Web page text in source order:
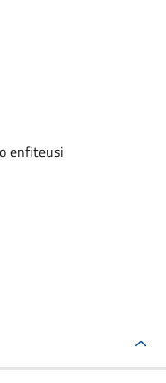
enfiteusi